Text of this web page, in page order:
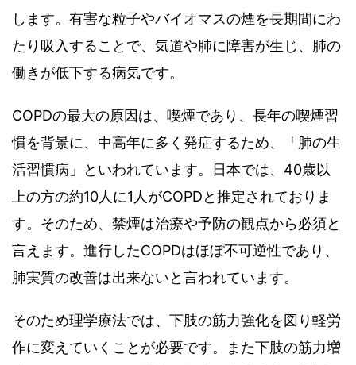
します。有害な粒子やバイオマスの煙を長期間にわ
たり吸入することで、気道や肺に障害が生じ、肺の
働きが低下する病気です。
COPDの最大の原因は、喫煙であり、長年の喫煙習
慣を背景に、中高年に多く発症するため、「肺の生
活習慣病」といわれています。日本では、40歳以
上の方の約10人に1人がCOPDと推定されておりま
す。そのため、禁煙は治療や予防の観点から必須と
言えます。進行したCOPDはほぼ不可逆性であり、
肺実質の改善は出来ないと言われています。
そのため理学療法では、下肢の筋力強化を図り軽労
作に変えていくことが必要です。また下肢の筋力増